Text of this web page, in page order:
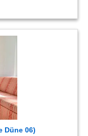
Düne 06)